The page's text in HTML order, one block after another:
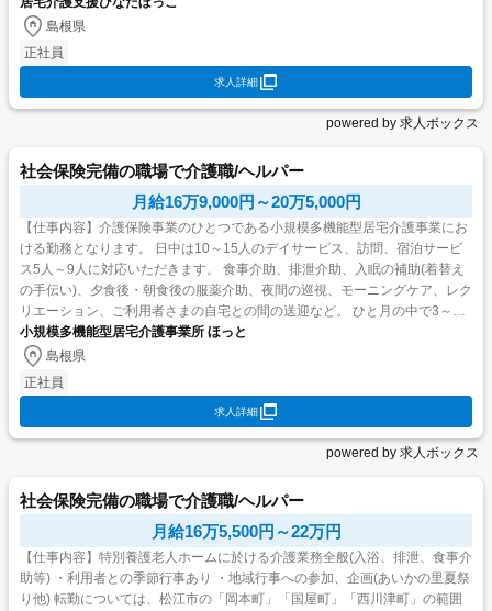
島根県
正社員
求人詳細
powered by 求人ボックス
社会保険完備の職場で介護職/ヘルパー
月給16万9,000円～20万5,000円
【仕事内容】介護保険事業のひとつである小規模多機能型居宅介護事業にお
ける勤務となります。 日中は10～15人のデイサービス、訪問、宿泊サービ
ス5人～9人に対応いただきます。 食事介助、排泄介助、入眠の補助(着替え
の手伝い)、夕食後・朝食後の服薬介助、夜間の巡視、モーニングケア、レク
リエーション、ご利用者さまの自宅との間の送迎など。 ひと月の中で3～6
回程、夜勤ができる方。夜勤の実務については...
小規模多機能型居宅介護事業所 ほっと
島根県
正社員
求人詳細
powered by 求人ボックス
社会保険完備の職場で介護職/ヘルパー
月給16万5,500円～22万円
【仕事内容】特別養護老人ホームに於ける介護業務全般(入浴、排泄、食事介
助等) ・利用者との季節行事あり ・地域行事への参加、企画(あいかの里夏祭
り他) 転勤については、松江市の「岡本町」「国屋町」「西川津町」の範囲